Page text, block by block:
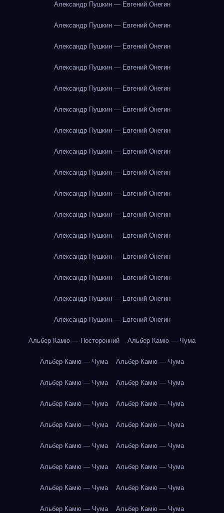
Александр Пушкин — Евгений Онегин
Александр Пушкин — Евгений Онегин
Александр Пушкин — Евгений Онегин
Александр Пушкин — Евгений Онегин
Александр Пушкин — Евгений Онегин
Александр Пушкин — Евгений Онегин
Александр Пушкин — Евгений Онегин
Александр Пушкин — Евгений Онегин
Александр Пушкин — Евгений Онегин
Александр Пушкин — Евгений Онегин
Александр Пушкин — Евгений Онегин
Александр Пушкин — Евгений Онегин
Александр Пушкин — Евгений Онегин
Александр Пушкин — Евгений Онегин
Александр Пушкин — Евгений Онегин
Александр Пушкин — Евгений Онегин
Альбер Камю — Посторонний Альбер Камю — Чума
Альбер Камю — Чума Альбер Камю — Чума
Альбер Камю — Чума Альбер Камю — Чума
Альбер Камю — Чума Альбер Камю — Чума
Альбер Камю — Чума Альбер Камю — Чума
Альбер Камю — Чума Альбер Камю — Чума
Альбер Камю — Чума Альбер Камю — Чума
Альбер Камю — Чума Альбер Камю — Чума
Альбер Камю — Чума Альбер Камю — Чума